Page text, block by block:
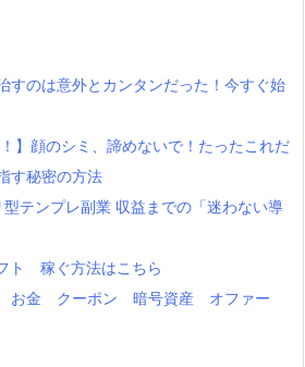
すのは意外とカンタンだった！今すぐ始
】顔のシミ、諦めないで！たったこれだ
す秘密の方法
テンプレ副業 収益までの「迷わない導
稼ぐ方法はこちら
お金 クーポン 暗号資産 オファー